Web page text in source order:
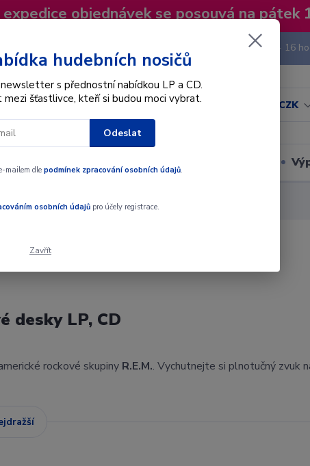
objednávek se posouvá na pátek
CZK
Hledat
(Po-Pá, 8 - 16
Dárkové poukazy
desky LP, CD
rockové skupiny R.E.M.. Vychutnejte si plnotučný zvuk
hudebních nosičů
s přednostní nabídkou LP a CD.
šťastlivce, kteří si budou moci vybrat.
Odeslat
mailem dle podmínek zpracování osobních údajů.
osobních údajůpro účely registrace.
Zavřít